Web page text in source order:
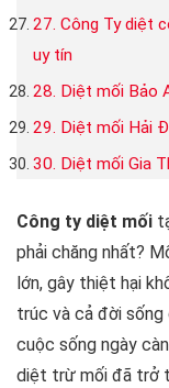
27. Công Ty diệt
uy tín
28. Diệt mối Bảo
29. Diệt mối Hải
30. Diệt mối Gia
Công ty diệt mối
phải chăng nhất?
lớn, gây thiệt hại
trúc và cả đời sống
cuộc sống ngày
diệt trừ mối đã trở